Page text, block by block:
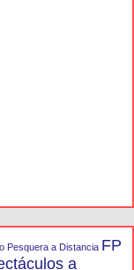
Pesquera a Distancia FP
a